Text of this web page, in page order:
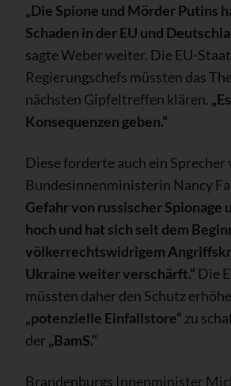
„Die Spione und Mörder Putins
Schaden in der EU und
sagte Weber weiter. Die EU-
Regierungschefs müssten das
nächsten Gipfeltreffen klären.
Konsequenzen geben.“
Diese forderte auch ein Sprecher
Bundesinnenministerin Nancy
Gefahr von russischer Spionage
hoch und hat sich seit dem
völkerrechtswidrigem
Ukraine weiter verschärft.“ Die
müssten daher den Schutz
„potenzielle Einfallstore“ zu
der„BamS.“
Brandenburgs Innenminister